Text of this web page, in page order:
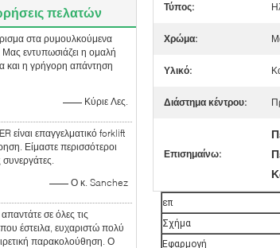
πελατών
στα ρυμουλκούμενα
εντυπωσιάζει η ομαλή
και η γρήγορη απάντηση
—— Κύριε Λες.
είναι επαγγελματικό forklift
Είμαστε περισσότεροι
—— Ο κ. Sanchez
σε όλες τις
έστειλα, ευχαριστώ πολύ
παρακολούθηση. Ο
Τύπος:
Χρώμα:
Υλικό:
Διάστημα κέντρου:
Επισημαίνω:
επ
Σχήμα
Εφαρμογή